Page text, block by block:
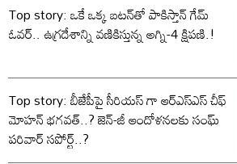
Top story: ఒకే ఒక్క బటన్‌తో పాకిస్తాన్ గేమ్
ఓవర్.. ఉగ్రదేశాన్ని వణికిస్తున్న అగ్ని-4 క్షిపణి.!
Top story: బీజేపీపై సీరియస్ గా ఆర్‌ఎస్‌ఎస్ చీఫ్
మోహన్ భగవత్..? జెన్-జీ ఆందోళనలకు సంఘ్
పరివార్ సపోర్ట్..?